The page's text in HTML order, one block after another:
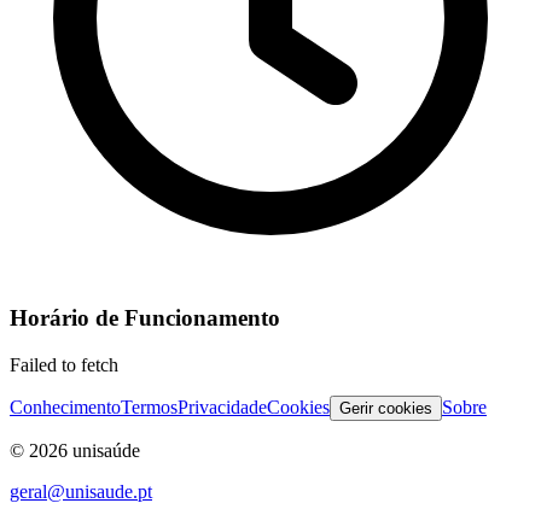
Horário de Funcionamento
Failed to fetch
ConhecimentoTermosPrivacidadeCookies Gerir cookies Sobre
© 2026 unisaúde
geral@unisaude.pt